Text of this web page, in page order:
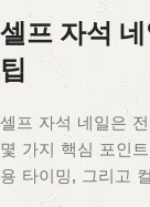
셀프 자석
팁
셀프 자석 네일은
몇 가지 핵심 포인
용 타이밍, 그리고